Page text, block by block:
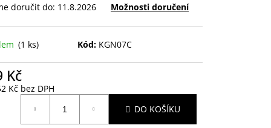
doručit do: 11.8.2026 Možnosti doručení
(1 ks) Kód: KGN07C
Kč
Kč bez DPH
DO KOŠÍKU